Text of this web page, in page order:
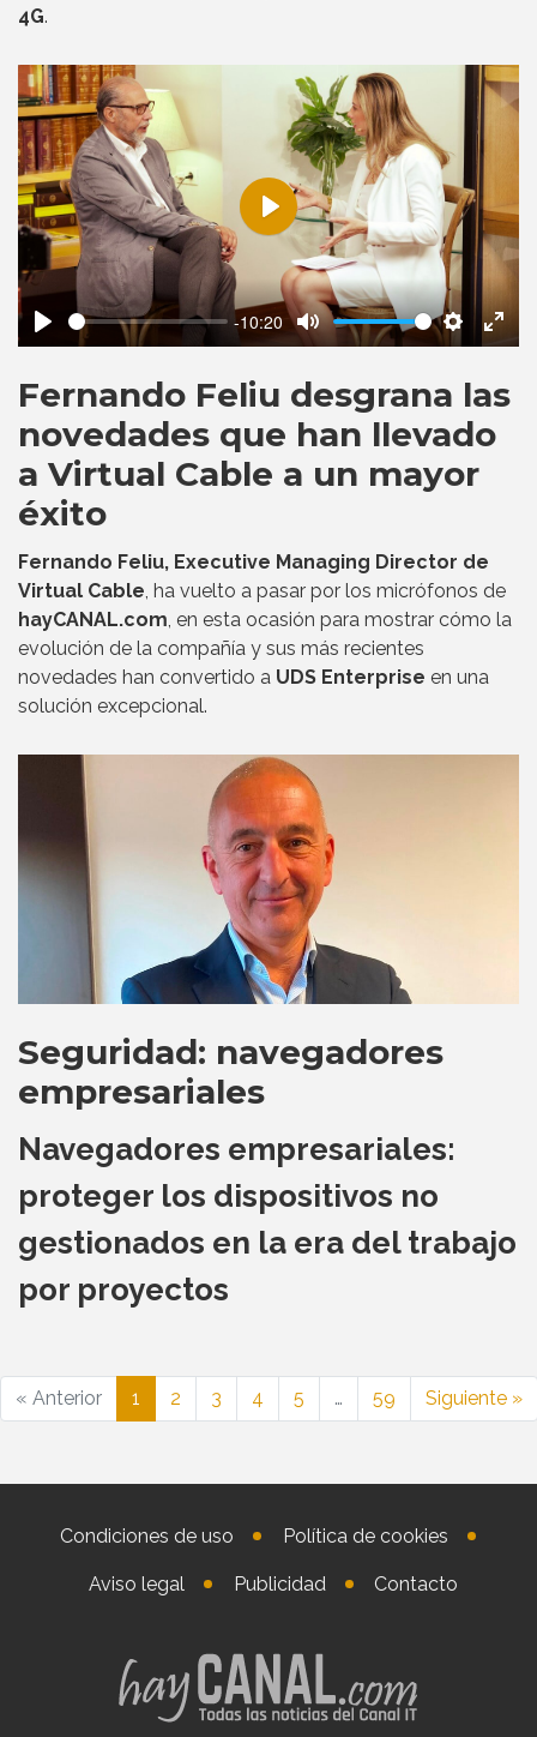
4G.
Play
-10:20
Mute Settings
Play
Fernando Feliu desgrana las
novedades que han llevado
a Virtual Cable a un mayor
éxito
Fernando Feliu, Executive Managing Director de
Virtual Cable, ha vuelto a pasar por los micrófonos de
hayCANAL.com, en esta ocasión para mostrar cómo la
evolución de la compañía y sus más recientes
novedades han convertido a UDS Enterprise en una
solución excepcional.
Seguridad: navegadores
empresariales
Navegadores empresariales:
proteger los dispositivos no
gestionados en la era del trabajo
por proyectos
« Anterior 1 2 3 4 5 … 59 Siguiente »
Condiciones de uso Política de cookies
Aviso legal Publicidad Contacto